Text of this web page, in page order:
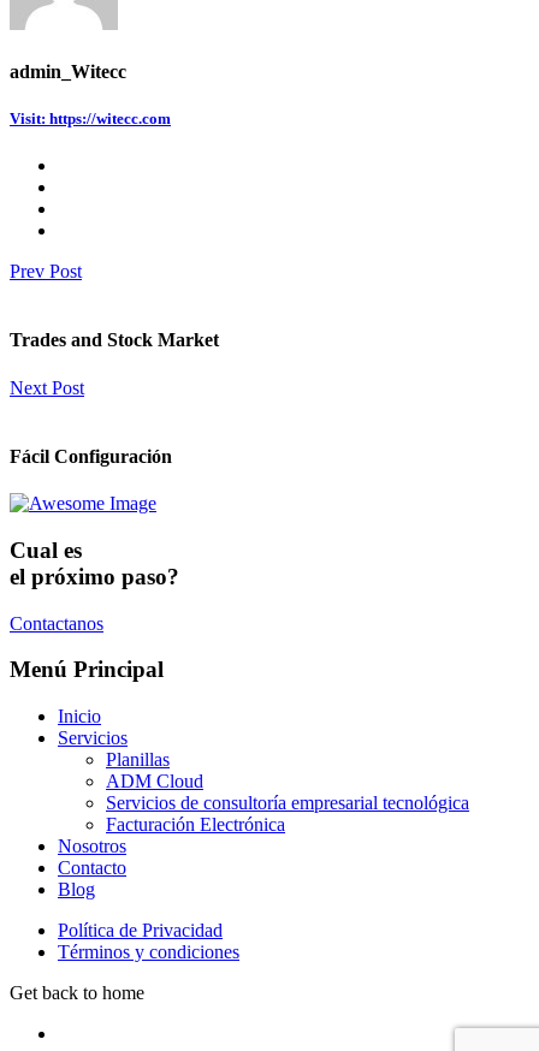
admin_Witecc
Visit: https://witecc.com
Prev Post
Trades and Stock Market
Next Post
Fácil Configuración
Cual es
el próximo paso?
Contactanos
Menú Principal
Inicio
Servicios
Planillas
ADM Cloud
Servicios de consultoría empresarial tecnológica
Facturación Electrónica
Nosotros
Contacto
Blog
Política de Privacidad
Términos y condiciones
Get back to home